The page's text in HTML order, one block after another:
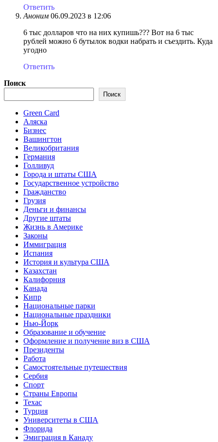
Ответить
Аноним 06.09.2023 в 12:06
6 тыс долларов что на них купишь??? Вот на 6 тыс
рублей можно 6 бутылок водки набрать и съездить. Куда
угодно
Ответить
Поиск
Поиск
Green Card
Аляска
Бизнес
Вашингтон
Великобритания
Германия
Голливуд
Города и штаты США
Государственное устройство
Гражданство
Грузия
Деньги и финансы
Другие штаты
Жизнь в Америке
Законы
Иммиграция
Испания
История и культура США
Казахстан
Калифорния
Канада
Кипр
Национальные парки
Национальные праздники
Нью-Йорк
Образование и обучение
Оформление и получение виз в США
Президенты
Работа
Самостоятельные путешествия
Сербия
Спорт
Страны Европы
Техас
Турция
Университеты в США
Флорида
Эмиграция в Канаду